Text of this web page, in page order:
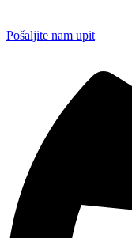
Pošaljite nam upit